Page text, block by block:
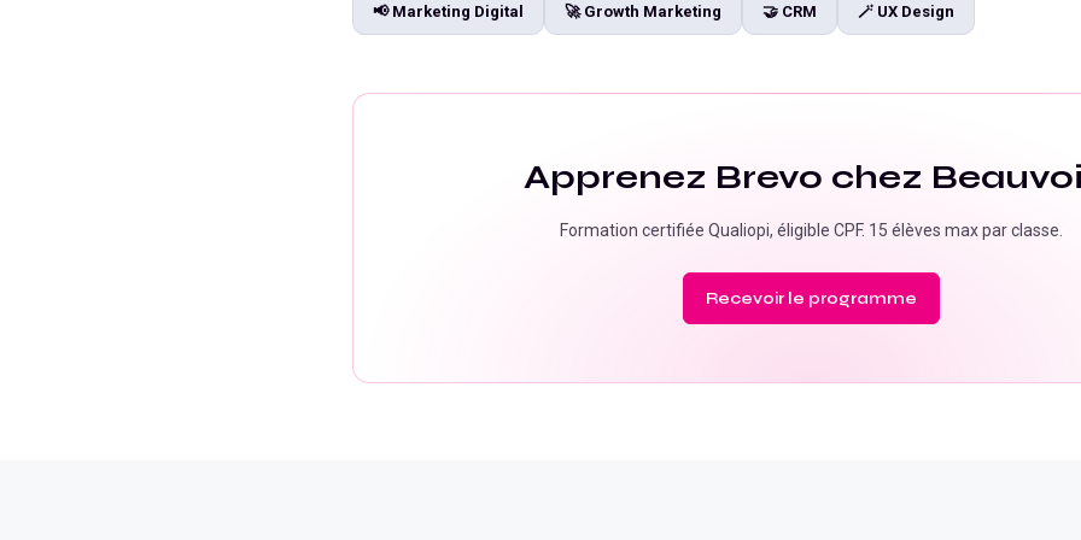
📢 Marketing Digital 🚀 Growth Marketing 🤝 CRM 🪄 UX Design
Apprenez Brevo chez
Formation certifiée Qualiopi, éligible CPF. 15 élèves max par classe.
Recevoir le programme